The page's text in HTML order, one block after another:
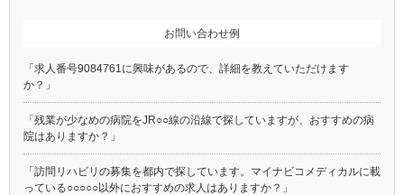
お問い合わせ例
「求人番号9084761に興味があるので、詳細を教えていただけます
か？」
「残業が少なめの病院をJR○○線の沿線で探していますが、おすすめの病
院はありますか？」
「訪問リハビリの募集を都内で探しています。マイナビコメディカルに載
っている○○○○○以外におすすめの求人はありますか？」